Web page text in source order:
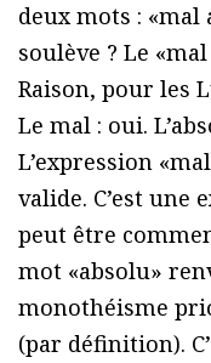
deux mots : «mal
soulève ? Le
Raison, pour les
Le mal : oui.
L’expression
valide. C’est une
peut être
mot «absolu»
monothéisme
(par définition).